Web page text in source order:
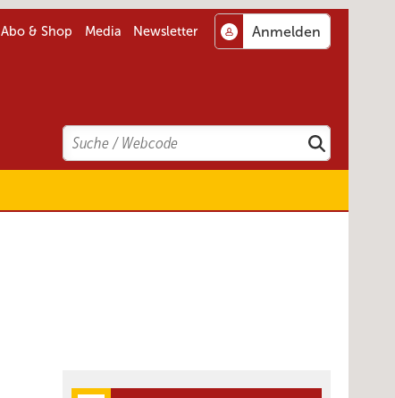
Abo & Shop Media Newsletter
Search
Suchen